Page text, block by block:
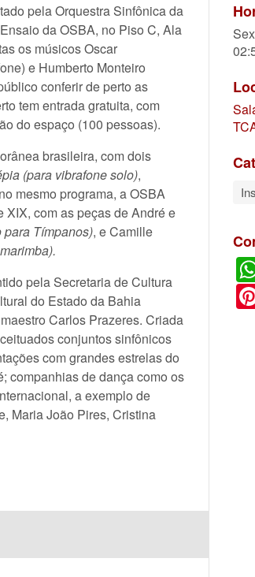
pela Orquestra Sinfônica da
da OSBA, no Piso C, Ala
os músicos Oscar
e Humberto Monteiro
conferir de perto as
tem entrada gratuita, com
do espaço (100 pessoas).
brasileira, com dois
(para vibrafone solo),
mesmo programa, a OSBA
com as peças de André e
para Tímpanos), e Camille
pela Secretaria de Cultura
do Estado da Bahia
Carlos Prazeres. Criada
conjuntos sinfônicos
com grandes estrelas do
companhias de dança como os
a exemplo de
Maria João Pires, Cristina